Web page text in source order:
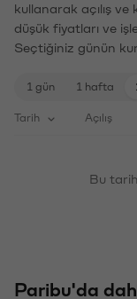
kullanarak açılış ve
düşük fiyatları ve
Seçtiğiniz günün
1 gün 1 hafta
Tarih Açılış
Bu tarih
Paribu'da